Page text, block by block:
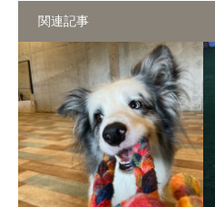
関連記事